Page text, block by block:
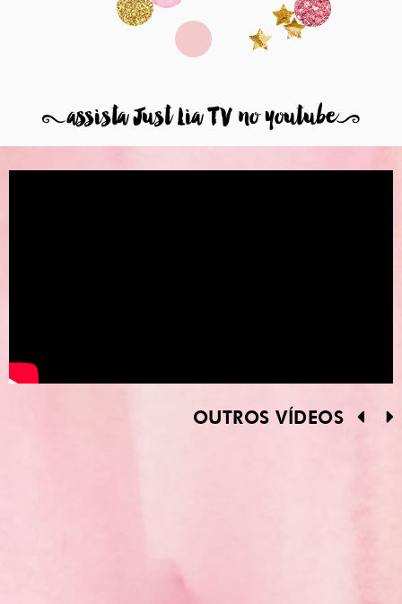
8assista Just Lia TV no youtube9
OUTROS VÍDEOS